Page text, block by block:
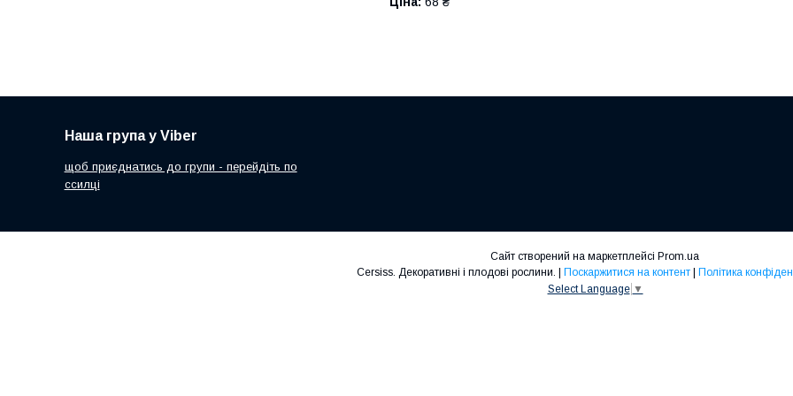
Наша група у Viber
щоб приєднатись до групи - перейдіть по
ссилці
Сайт створений на маркетплейсі Prom.ua
Cersiss. Декоративні і плодові рослини. | Поскаржитися на контент | Політика
Select Language ▼